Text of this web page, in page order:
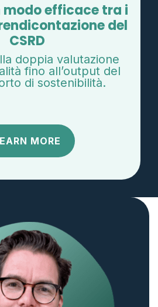
modo efficace tra i
del
CSRD
doppia valutazione
fino all’output del
di sostenibilità.
MORE